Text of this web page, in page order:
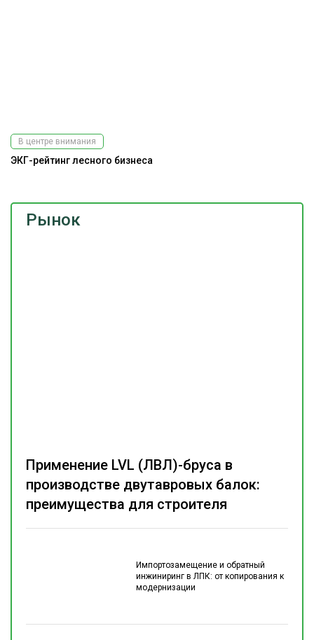
Рынок
Импортозамещение и обратный
инжиниринг в ЛПК: от копирования к
модернизации
Применение LVL (ЛВЛ)-бруса в
производстве двутавровых балок:
преимущества для строителя
В центре внимания
ЭКГ-рейтинг лесного бизнеса